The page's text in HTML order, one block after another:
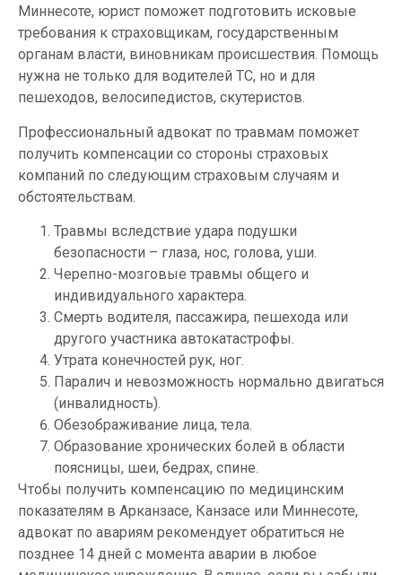
Миннесоте, юрист поможет подготовить исковые
требования к страховщикам, государственным
органам власти, виновникам происшествия. Помощь
нужна не только для водителей ТС, но и для
пешеходов, велосипедистов, скутеристов.
Профессиональный адвокат по травмам поможет
получить компенсации со стороны страховых
компаний по следующим страховым случаям и
обстоятельствам.
Травмы вследствие удара подушки
безопасности – глаза, нос, голова, уши.
Черепно-мозговые травмы общего и
индивидуального характера.
Смерть водителя, пассажира, пешехода или
другого участника автокатастрофы.
Утрата конечностей рук, ног.
Паралич и невозможность нормально двигаться
(инвалидность).
Обезображивание лица, тела.
Образование хронических болей в области
поясницы, шеи, бедрах, спине.
Чтобы получить компенсацию по медицинским
показателям в Арканзасе, Канзасе или Миннесоте,
адвокат по авариям рекомендует обратиться не
позднее 14 дней с момента аварии в любое